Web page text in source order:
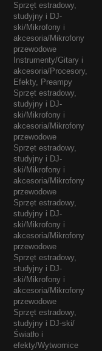
Sprzęt estradowy,
studyjny i DJ-
ski/Mikrofony i
akcesoria/Mikrofony
przewodowe
Instrumenty/Gitary i
akcesoria/Procesory,
Efekty, Preampy
Sprzęt estradowy,
studyjny i DJ-
ski/Mikrofony i
akcesoria/Mikrofony
przewodowe
Sprzęt estradowy,
studyjny i DJ-
ski/Mikrofony i
akcesoria/Mikrofony
przewodowe
Sprzęt estradowy,
studyjny i DJ-
ski/Mikrofony i
akcesoria/Mikrofony
przewodowe
Sprzęt estradowy,
studyjny i DJ-
ski/Mikrofony i
akcesoria/Mikrofony
przewodowe
Sprzęt estradowy,
studyjny i DJ-ski/
Światło i
efekty/Wytwornice